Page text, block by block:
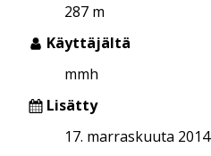
287 m
Käyttäjältä
mmh
Lisätty
17. marraskuuta 2014